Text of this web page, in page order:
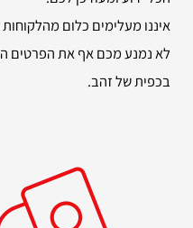
איננו מעלימים כלום
לא נמנע מכם אף את הפרטים
בכפית של זהב.